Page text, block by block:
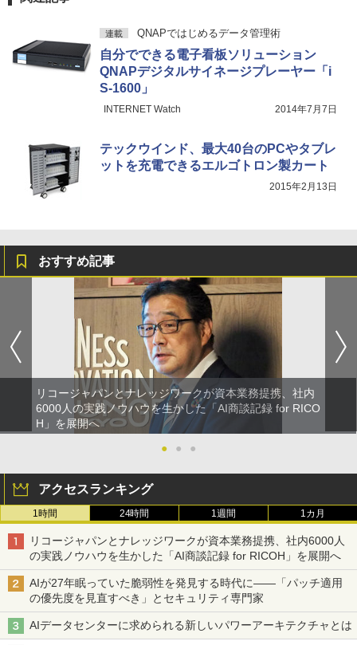
連載 QNAPではじめるデータ管理術
自分でできる電子看板ソリューション
QNAPデジタルサイネージプレーヤー「i
S-1600」
INTERNET Watch 2014年7月7日
テックウインド、最大40台のPCやタブレ
ットを充電できるエルゴトロン製カート
2015年2月13日
おすすめ記事
リコージャパンとナレッジワークが資本業務提携、社内
6000人の実践ノウハウを生かした「AI商談記録 for RICO
H」を展開へ
●
● ●
アクセスランキング
1時間 24時間 1週間 1カ月
リコージャパンとナレッジワークが資本業務提携、社内6000人
の実践ノウハウを生かした「AI商談記録 for RICOH」を展開へ
AIが27年眠っていた脆弱性を発見する時代に――「パッチ適用
の優先度を見直すべき」とセキュリティ専門家
AIデータセンターに求められる新しいパワーアーキテクチャとは